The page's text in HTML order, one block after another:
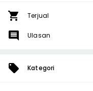
Terjual
Ulasan
Kategori